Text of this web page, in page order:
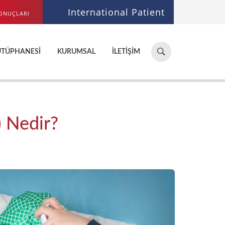
International Patient
Hastane,
doktor,
ara...
KURUMSAL İLETIŞIM
Nedir?